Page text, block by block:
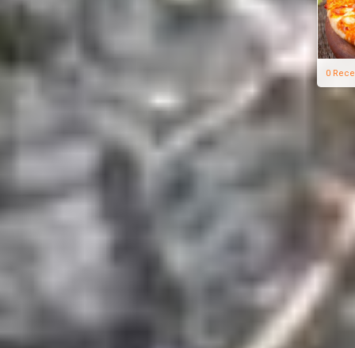
0